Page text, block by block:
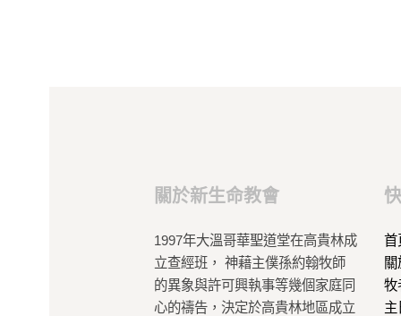
關於新生命教會
1997年大溫哥華聖道堂在高貴林成
立查經班， 神藉主僕孫約翰牧師
的異象與許可興執事等幾個家庭同
心的禱告，決定於高貴林地區成立
首
牧
主